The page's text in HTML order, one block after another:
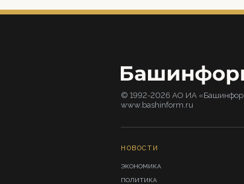
© 1992-2026 АО ИА
www.bashinform.ru
НОВОСТИ
ЭКОНОМИКА
ПОЛИТИКА